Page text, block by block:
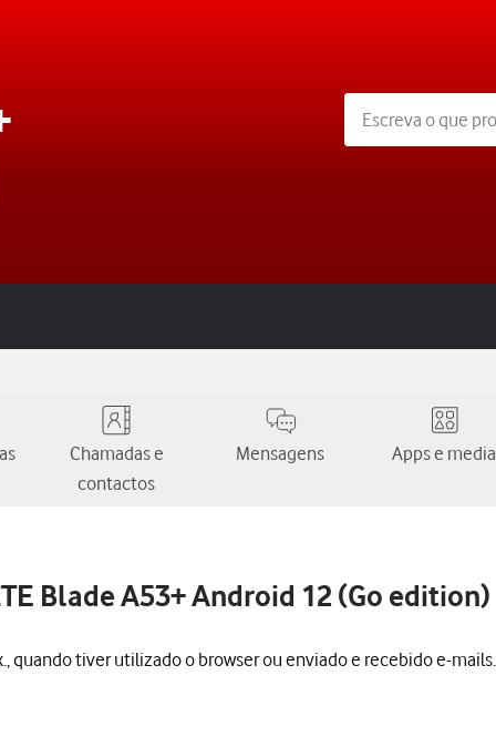
Chamadas e
contactos
Mensagens Apps e media
Blade A53+ Android 12 (Go edition)
quando tiver utilizado o browser ou enviado e recebido e-mails.